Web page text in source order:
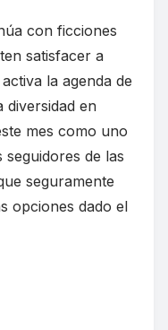
con ficciones
satisfacer a
la agenda de
diversidad en
mes como uno
de las
seguramente
opciones dado el